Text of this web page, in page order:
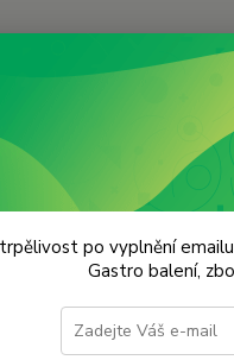
Plechové dózy - kořenky
na čaj a
po vyplnění
Gastro balení,